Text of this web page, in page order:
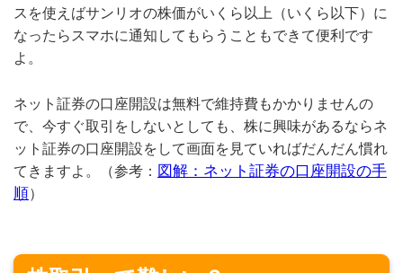
スを使えばサンリオの株価がいくら以上（いくら以下）に
なったらスマホに通知してもらうこともできて便利です
よ。
ネット証券の口座開設は無料で維持費もかかりませんの
で、今すぐ取引をしないとしても、株に興味があるならネ
ット証券の口座開設をして画面を見ていればだんだん慣れ
てきますよ。（参考： 図解：ネット証券の口座開設の手
順）